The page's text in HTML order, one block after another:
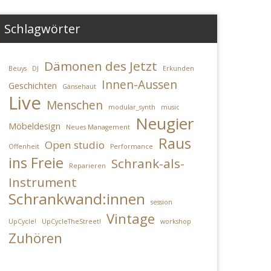
Schlagwörter
Beuys DJ Dämonen des Jetzt Erkunden
Geschichten Gänsehaut Innen-Aussen
Live Menschen modular_synth music
Möbeldesign Neues Management Neugier
Offenheit Open studio Performance
Raus
ins Freie
Reparieren
Schrank-als-
Instrument
Schrankwand:innen session
UpCycle! UpCycleTheStreet! Vintage workshop
Zuhören